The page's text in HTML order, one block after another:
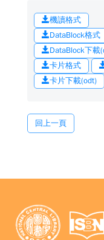
機讀格式
DataBlock格式
DataBlock下載
卡片格式
卡片下載(odt)
回上一頁